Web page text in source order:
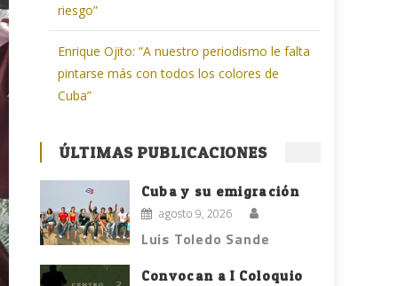
riesgo”
Enrique Ojito: “A nuestro periodismo le falta
pintarse más con todos los colores de
Cuba”
ÚLTIMAS PUBLICACIONES
Cuba y su emigración
agosto 9, 2026
Luis Toledo Sande
Convocan a I Coloquio